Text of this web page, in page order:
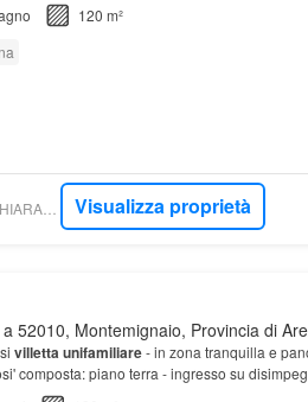
120 m²
WEBIMMOBILIARE - CHIARAMONTI IMMOBILIARE Visualizza proprietà
52010, Montemignaio, Provincia di
villetta unifamiliare- in zona tranquilla e
composta: piano terra - ingresso su